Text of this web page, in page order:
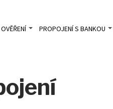
OVĚŘENÍ PROPOJENÍ S BANKOU